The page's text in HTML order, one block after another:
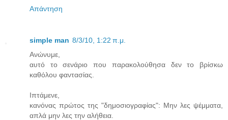
Απάντηση
simple man 8/3/10, 1:22 π.μ.
Ανώνυμε,
αυτό το σενάριο που παρακολούθησα δεν το βρίσκω
καθόλου φαντασίας.
Ιπτάμενε,
κανόνας πρώτος της "δημοσιογραφίας": Μην λες ψέμματα,
απλά μην λες την αλήθεια.